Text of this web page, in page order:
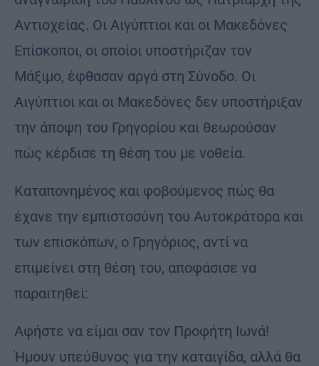
Αντιοχείας. Οι Αιγύπτιοι και οι Μακεδόνες
Επίσκοποι, οι οποίοι υποστήριζαν τον
Μάξιμο, έφθασαν αργά στη Σύνοδο. Οι
Αιγύπτιοι και οι Μακεδόνες δεν υποστήριξαν
την άποψη του Γρηγορίου και θεωρούσαν
πώς κέρδισε τη θέση του με νοθεία.
Καταπονημένος και φοβούμενος πώς θα
έχανε την εμπιστοσύνη του Αυτοκράτορα και
των επισκόπων, ο Γρηγόριος, αντί να
επιμείνει στη θέση του, αποφάσισε να
παραιτηθεί:
Αφήστε να είμαι σαν τον Προφήτη Ιωνά!
Ήμουν υπεύθυνος για την καταιγίδα, αλλά θα